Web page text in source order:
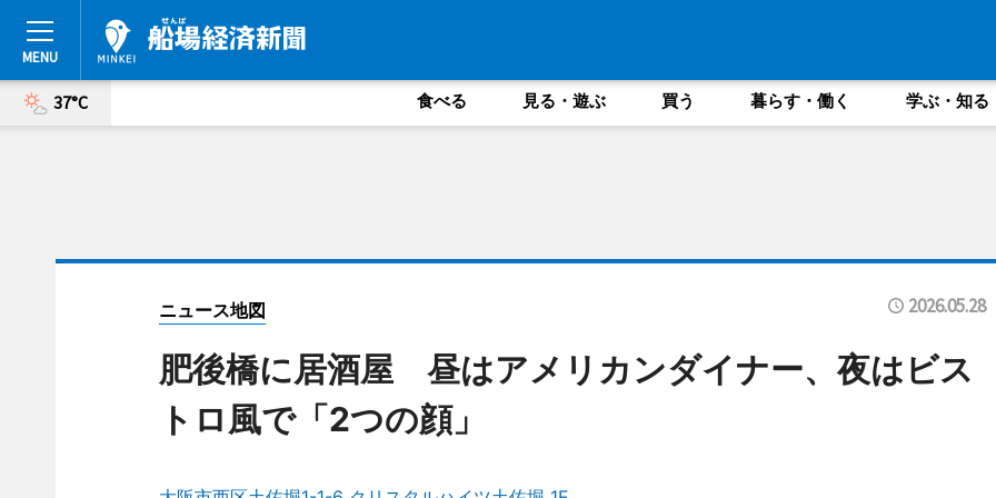
37°C 食べる 見る・遊ぶ 買う 暮らす・働く 学ぶ・知る
ニュース地図 2026.05.28
肥後橋に居酒屋 昼はアメリカンダイナー、夜はビス
トロ風で「2つの顔」